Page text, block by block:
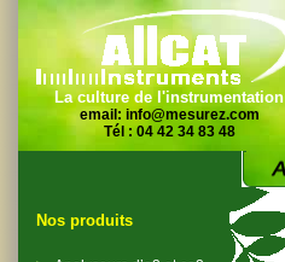
La culture de l'instrumentation
email: info@mesurez.com
Tél : 04 42 34 83 48
Nos produits